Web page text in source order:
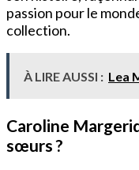
passion pour le
collection.
À LIRE AUSSI : Lea
Caroline
sœurs ?